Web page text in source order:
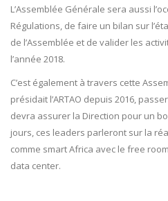
L’Assemblée Générale sera aussi
Régulations, de faire un bilan sur
de l’Assemblée et de valider les
l’année 2018.
C’est également à travers cette
présidait l’ARTAO depuis 2016,
devra assurer la Direction pour un
jours, ces leaders parleront sur la
comme smart Africa avec le free
data center.